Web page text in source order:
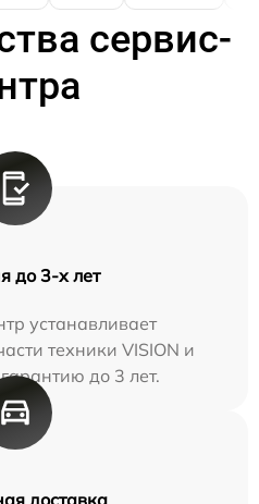
сервис-
до 3-х лет
устанавливает
техники VISION и
до 3 лет.
доставка